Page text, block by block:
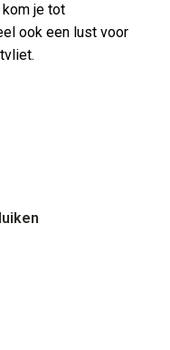
je tot
ook een lust voor